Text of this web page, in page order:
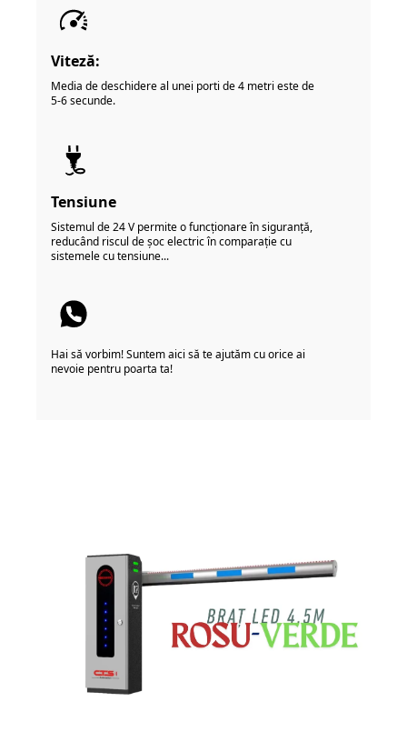
Viteză:
Media de deschidere al unei porti de 4 metri este de
5-6 secunde.
Tensiune
Sistemul de 24 V permite o funcționare în siguranță,
reducând riscul de șoc electric în comparație cu
sistemele cu tensiune...
Hai să vorbim! Suntem aici să te ajutăm cu orice ai
nevoie pentru poarta ta!